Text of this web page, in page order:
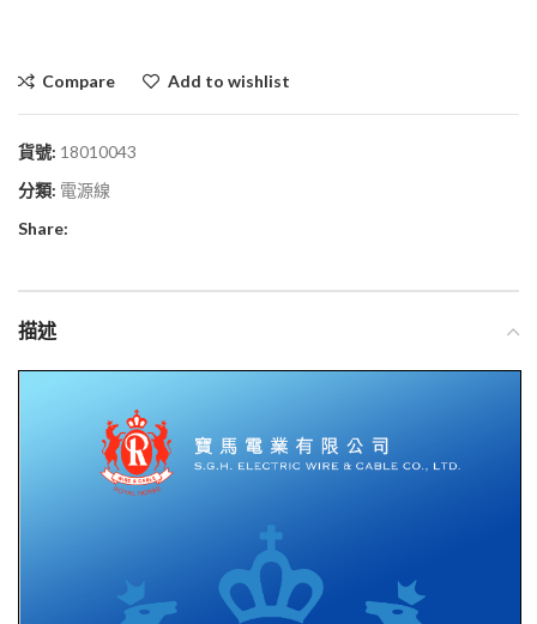
Compare Add to wishlist
貨號: 18010043
分類: 電源線
Share:
描述